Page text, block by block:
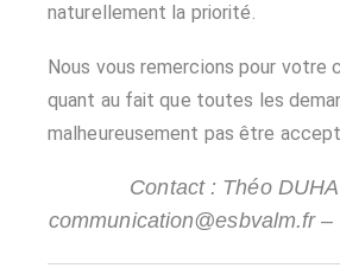
naturellement la priorité.
Nous vous remercions pour votre
quant au fait que toutes les
malheureusement pas être
Contact : Théo
communication@esbvalm.fr